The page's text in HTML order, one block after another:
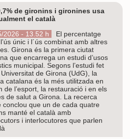
de gironins i gironines usa
el català
2026 - 13.52 h
El percentatge
únic i l´ús combinat amb altres
Girona és la primera ciutat
que encarrega un estudi d’usos
municipal. Segons l’estudi fet
de Girona (UdG), la
catalana és la més utilitzada en
de l’esport, la restauració i en els
de salut a Girona. La recerca
conclou que un de cada quatre
manté el català amb
i interlocutores que parlen